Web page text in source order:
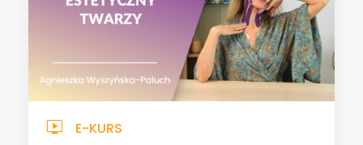
live_tv E-KURS